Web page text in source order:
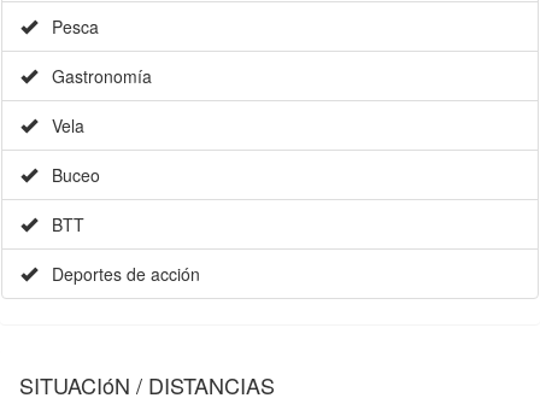
Pesca
Gastronomía
Vela
Buceo
BTT
Deportes de acción
SITUACIóN / DISTANCIAS